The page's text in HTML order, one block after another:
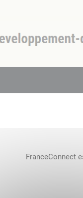
FranceConnect